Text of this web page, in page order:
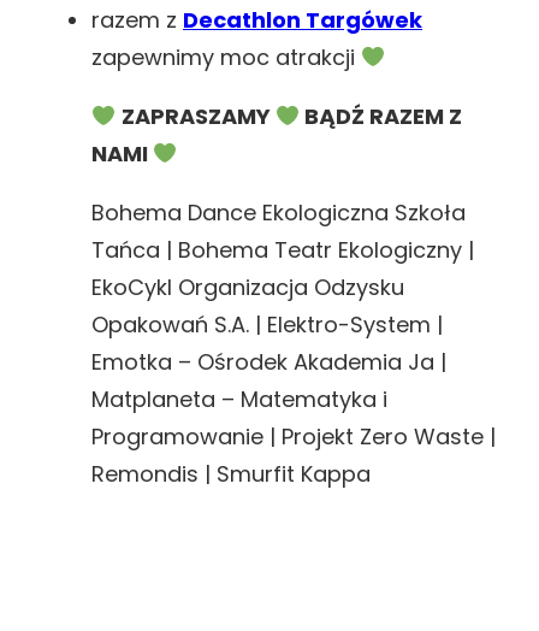
razem z Decathlon Targówek
zapewnimy moc atrakcji
ZAPRASZAMY
BĄDŹ RAZEM Z
NAMI
Bohema Dance Ekologiczna Szkoła
Tańca | Bohema Teatr Ekologiczny |
EkoCykl Organizacja Odzysku
Opakowań S.A. | Elektro-System |
Emotka – Ośrodek Akademia Ja |
Matplaneta – Matematyka i
Programowanie | Projekt Zero Waste |
Remondis | Smurfit Kappa